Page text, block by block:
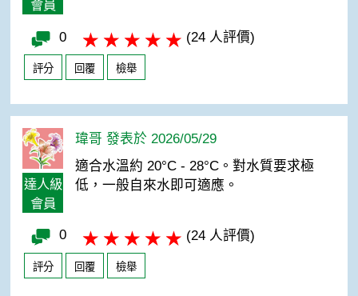
會員
0 (24 人評價)
評分 回覆 檢舉
達人級
會員
瑋哥 發表於 2026/05/29
適合水溫約 20°C - 28°C。對水質要求極
低，一般自來水即可適應。
0 (24 人評價)
評分 回覆 檢舉